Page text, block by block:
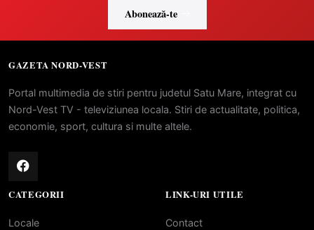
Abonează-te
GAZETA NORD-VEST
Portal multimedia de stiri pentru judetul Satu Mare, integrat cu
Nord-Vest TV - televiziunea locala. Stiri de actualitate, politica,
economie, sport, cultura si multe altele.
CATEGORII
Locale
LINK-URI UTILE
Contact